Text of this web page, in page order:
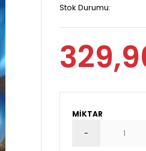
Stok Durumu:
MIKTAR